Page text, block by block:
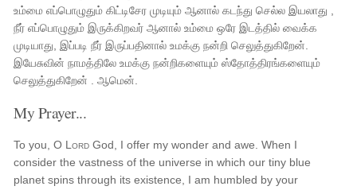
உம்மை எப்பொழுதும் கிட்டிசேர முடியும் ஆனால் கடந்து செல்ல இயலாது ,
நீர் எப்பொழுதும் இருக்கிறவர் ஆனால் உம்மை ஒரே இடத்தில் வைக்க
முடியாது, இப்படி நீர் இருப்பதினால் உமக்கு நன்றி செலுத்துகிறேன்.
இயேசுவின் நாமத்திலே உமக்கு நன்றிகளையும் ஸ்தோத்திரங்களையும்
செலுத்துகிறேன் . ஆமென்.
My Prayer...
To you, O Lord God, I offer my wonder and awe. When I
consider the vastness of the universe in which our tiny blue
planet spins through its existence, I am humbled by your